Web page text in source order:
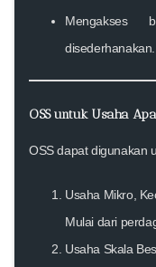
Mengakses
disederhanakan.
OSS untuk Usaha
OSS dapat digunakan
Usaha Mikro,
Mulai dari
Usaha Skala